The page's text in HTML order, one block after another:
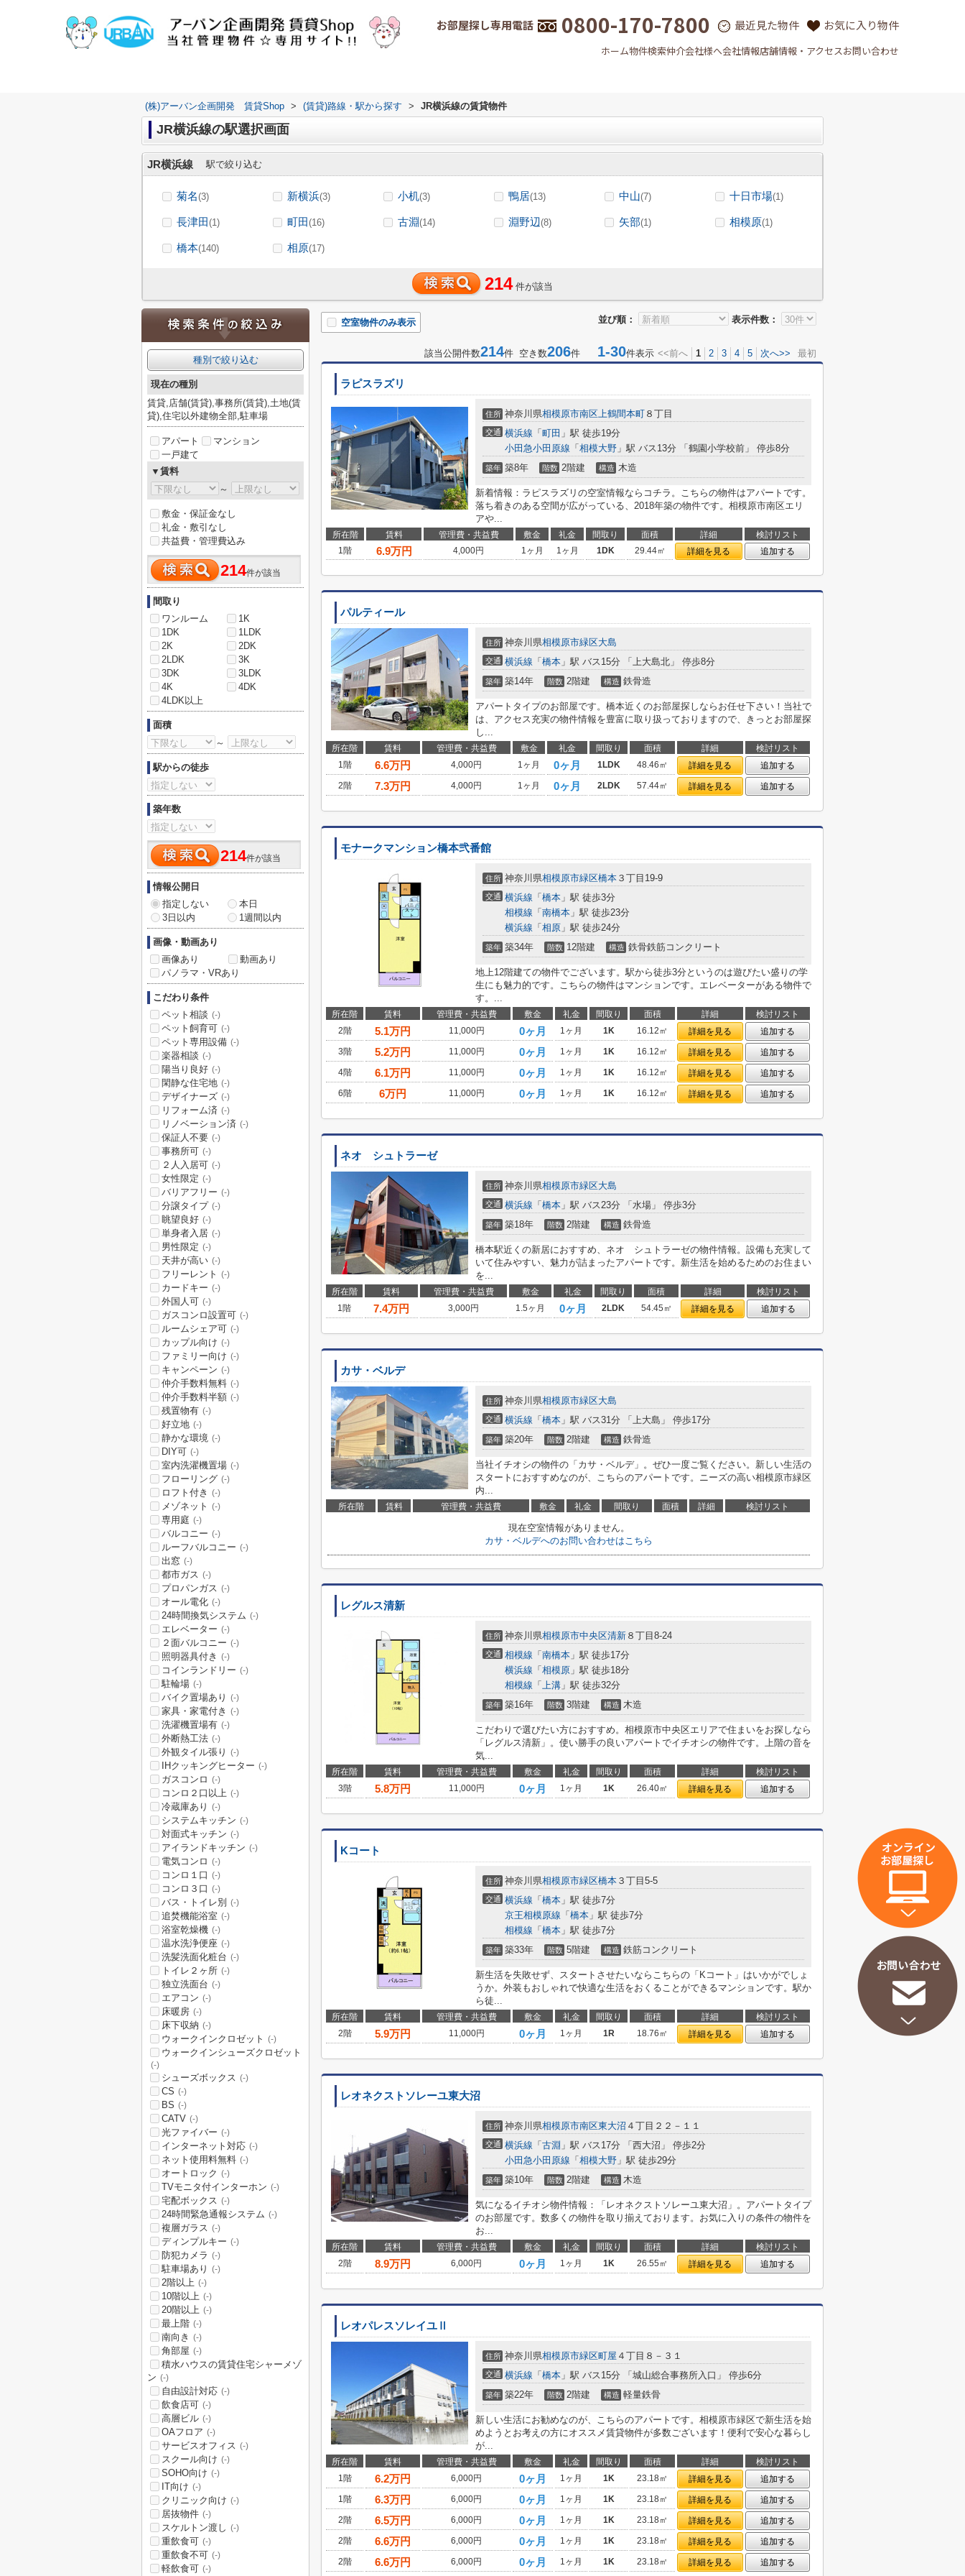
お部屋探し専用電話 0800-170-7800 最近見た物件 お気に入り物件
ホーム物件検索仲介会社様へ会社情報店舗情報・アクセスお問い合わせ
(株)アーバン企画開発 賃貸Shop > (賃貸)路線・駅から探す > JR横浜線の賃貸物件
JR横浜線の駅選択画面
JR横浜線 駅で絞り込む
菊名(3) 新横浜(3) 小机(3) 鴨居(13) 中山(7) 十日市場(1)
長津田(1) 町田(16) 古淵(14) 淵野辺(8) 矢部(1) 相模原(1)
橋本(140) 相原(17)
214 件が該当
並び順： 表示件数：
空室物件のみ表示
該当公開件数214件 空き数206件 1-30件表示 <<前へ 1 2 3 4 5 次へ>> 最初
ラピスラズリ
住所 神奈川県相模原市南区上鶴間本町 ８丁目
交通 横浜線 「 町田 」駅 徒歩19分
小田急小田原線 「 相模大野 」駅 バス13分 「鶴園小学校前」 停歩8分
築年 築8年 階数 2階建 構造 木造
新着情報：ラピスラズリの空室情報ならコチラ。こちらの物件はアパートです。
落ち着きのある空間が広がっている、2018年築の物件です。相模原市南区エリ
アや...
所在階 賃料 管理費・共益費 敷金 礼金 間取り 面積 詳細
検討リスト
1階
6.9万円 4,000円 1ヶ月 1ヶ月 1DK 29.44㎡ 詳細を見る 追加する
パルティール
住所 神奈川県相模原市緑区大島
交通 横浜線 「 橋本 」駅 バス15分 「上大島北」 停歩8分
築年 築14年 階数 2階建 構造 鉄骨造
アパートタイプのお部屋です。橋本近くのお部屋探しならお任せ下さい！当社で
は、アクセス充実の物件情報を豊富に取り扱っておりますので、きっとお部屋探
し...
所在階 賃料 管理費・共益費 敷金 礼金 間取り 面積 詳細
検討リスト
1階
6.6万円 4,000円 1ヶ月 0ヶ月 1LDK 48.46㎡ 詳細を見る
追加する
2階
7.3万円 4,000円 1ヶ月 0ヶ月 2LDK 57.44㎡ 詳細を見る 追加する
モナークマンション橋本弐番館
住所 神奈川県相模原市緑区橋本 ３丁目19-9
交通 横浜線 「 橋本 」駅 徒歩3分
相模線 「 南橋本 」駅 徒歩23分
横浜線 「 相原 」駅 徒歩24分
築年 築34年 階数 12階建 構造 鉄骨鉄筋コンクリート
地上12階建ての物件でございます。駅から徒歩3分というのは遊びたい盛りの学
生にも魅力的です。こちらの物件はマンションです。エレベーターがある物件で
す。...
所在階 賃料 管理費・共益費 敷金 礼金 間取り 面積 詳細
検討リスト
2階
5.1万円 11,000円 0ヶ月 1ヶ月 1K 16.12㎡ 詳細を見る
追加する
3階
5.2万円 11,000円 0ヶ月 1ヶ月 1K 16.12㎡ 詳細を見る
追加する
4階
6.1万円 11,000円 0ヶ月 1ヶ月 1K 16.12㎡ 詳細を見る
追加する
6階
6万円 11,000円 0ヶ月 1ヶ月 1K 16.12㎡ 詳細を見る 追加する
ネオ シュトラーゼ
住所 神奈川県相模原市緑区大島
交通 横浜線 「 橋本 」駅 バス23分 「水場」 停歩3分
築年 築18年 階数 2階建 構造 鉄骨造
橋本駅近くの新居におすすめ、ネオ シュトラーゼの物件情報。設備も充実して
いて住みやすい、魅力が詰まったアパートです。新生活を始めるためのお住まい
を...
所在階 賃料 管理費・共益費 敷金 礼金 間取り 面積 詳細
検討リスト
1階
7.4万円 3,000円 1.5ヶ月 0ヶ月 2LDK 54.45㎡ 詳細を見る 追加する
カサ・ベルデ
住所 神奈川県相模原市緑区大島
交通 横浜線 「 橋本 」駅 バス31分 「上大島」 停歩17分
築年 築20年 階数 2階建 構造 鉄骨造
当社イチオシの物件の「カサ・ベルデ」。ぜひ一度ご覧ください。新しい生活の
スタートにおすすめなのが、こちらのアパートです。ニーズの高い相模原市緑区
内...
所在階 賃料 管理費・共益費 敷金 礼金 間取り 面積 詳細 検討リスト
現在空室情報がありません。
カサ・ベルデへのお問い合わせはこちら
レグルス清新
住所 神奈川県相模原市中央区清新 ８丁目8-24
交通 相模線 「 南橋本 」駅 徒歩17分
横浜線 「 相模原 」駅 徒歩18分
相模線 「 上溝 」駅 徒歩32分
築年 築16年 階数 3階建 構造 木造
こだわりで選びたい方におすすめ。相模原市中央区エリアで住まいをお探しなら
「レグルス清新」。使い勝手の良いアパートでイチオシの物件です。上階の音を
気...
所在階 賃料 管理費・共益費 敷金 礼金 間取り 面積 詳細
検討リスト
3階
5.8万円 11,000円 0ヶ月 1ヶ月 1K 26.40㎡ 詳細を見る 追加する
Kコート
住所 神奈川県相模原市緑区橋本 ３丁目5-5
交通 横浜線 「 橋本 」駅 徒歩7分
京王相模原線 「 橋本 」駅 徒歩7分
相模線 「 橋本 」駅 徒歩7分
築年 築33年 階数 5階建 構造 鉄筋コンクリート
新生活を失敗せず、スタートさせたいならこちらの「Kコート」はいかがでしょ
うか。外装もおしゃれで快適な生活をおくることができるマンションです。駅か
ら徒...
所在階 賃料 管理費・共益費 敷金 礼金 間取り 面積 詳細
検討リスト
2階
5.9万円 11,000円 0ヶ月 1ヶ月 1R 18.76㎡ 詳細を見る 追加する
レオネクストソレーユ東大沼
住所 神奈川県相模原市南区東大沼 ４丁目２２－１１
交通 横浜線 「 古淵 」駅 バス17分 「西大沼」 停歩2分
小田急小田原線 「 相模大野 」駅 徒歩29分
築年 築10年 階数 2階建 構造 木造
気になるイチオシ物件情報：「レオネクストソレーユ東大沼」。アパートタイプ
のお部屋です。数多くの物件を取り揃えております。お気に入りの条件の物件を
お...
所在階 賃料 管理費・共益費 敷金 礼金 間取り 面積 詳細
検討リスト
2階
8.9万円 6,000円 0ヶ月 1ヶ月 1K 26.55㎡ 詳細を見る 追加する
レオパレスソレイユⅡ
住所 神奈川県相模原市緑区町屋 ４丁目８－３１
交通 横浜線 「 橋本 」駅 バス15分 「城山総合事務所入口」 停歩6分
築年 築22年 階数 2階建 構造 軽量鉄骨
新しい生活にお勧めなのが、こちらのアパートです。相模原市緑区で新生活を始
めようとお考えの方にオススメ賃貸物件が多数ございます！便利で安心な暮らし
が...
所在階 賃料 管理費・共益費 敷金 礼金 間取り 面積 詳細
検討リスト
1階
6.2万円 6,000円 0ヶ月 1ヶ月 1K 23.18㎡ 詳細を見る
追加する
1階
6.3万円 6,000円 0ヶ月 1ヶ月 1K 23.18㎡ 詳細を見る
追加する
2階
6.5万円 6,000円 0ヶ月 1ヶ月 1K 23.18㎡ 詳細を見る
追加する
2階
6.6万円 6,000円 0ヶ月 1ヶ月 1K 23.18㎡ 詳細を見る
追加する
2階
6.6万円 6,000円 0ヶ月 1ヶ月 1K 23.18㎡ 詳細を見る 追加する
種別で絞り込む
現在の種別
賃貸,店舗(賃貸),事務所(賃貸),土地(賃
貸),住宅以外建物全部,駐車場
アパート
マンション
一戸建て
▼賃料
～
敷金・保証金なし
礼金・敷引なし
共益費・管理費込み
214件が該当
間取り
ワンルーム
1K
1DK
1LDK
2K
2DK
2LDK
3K
3DK
3LDK
4K
4DK
4LDK以上
面積
～
駅からの徒歩
築年数
214件が該当
情報公開日
指定しない
本日
3日以内
1週間以内
画像・動画あり
画像あり
動画あり
パノラマ・VRあり
こだわり条件
ペット相談 (-)
ペット飼育可 (-)
ペット専用設備 (-)
楽器相談 (-)
陽当り良好 (-)
閑静な住宅地 (-)
デザイナーズ (-)
リフォーム済 (-)
リノベーション済 (-)
保証人不要 (-)
事務所可 (-)
２人入居可 (-)
女性限定 (-)
バリアフリー (-)
分譲タイプ (-)
眺望良好 (-)
単身者入居 (-)
男性限定 (-)
天井が高い (-)
フリーレント (-)
カードキー (-)
外国人可 (-)
ガスコンロ設置可 (-)
ルームシェア可 (-)
カップル向け (-)
ファミリー向け (-)
キャンペーン (-)
仲介手数料無料 (-)
仲介手数料半額 (-)
残置物有 (-)
好立地 (-)
静かな環境 (-)
DIY可 (-)
室内洗濯機置場 (-)
フローリング (-)
ロフト付き (-)
メゾネット (-)
専用庭 (-)
バルコニー (-)
ルーフバルコニー (-)
出窓 (-)
都市ガス (-)
プロパンガス (-)
オール電化 (-)
24時間換気システム (-)
エレベーター (-)
２面バルコニー (-)
照明器具付き (-)
コインランドリー (-)
駐輪場 (-)
バイク置場あり (-)
家具・家電付き (-)
洗濯機置場有 (-)
外断熱工法 (-)
外観タイル張り (-)
IHクッキングヒーター (-)
ガスコンロ (-)
コンロ２口以上 (-)
冷蔵庫あり (-)
システムキッチン (-)
対面式キッチン (-)
アイランドキッチン (-)
電気コンロ (-)
コンロ１口 (-)
コンロ３口 (-)
バス・トイレ別 (-)
追焚機能浴室 (-)
浴室乾燥機 (-)
温水洗浄便座 (-)
洗髪洗面化粧台 (-)
トイレ２ヶ所 (-)
独立洗面台 (-)
エアコン (-)
床暖房 (-)
床下収納 (-)
ウォークインクロゼット (-)
ウォークインシューズクロゼット
(-)
シューズボックス (-)
CS (-)
BS (-)
CATV (-)
光ファイバー (-)
インターネット対応 (-)
ネット使用料無料 (-)
オートロック (-)
TVモニタ付インターホン (-)
宅配ボックス (-)
24時間緊急通報システム (-)
複層ガラス (-)
ディンプルキー (-)
防犯カメラ (-)
駐車場あり (-)
2階以上 (-)
10階以上 (-)
20階以上 (-)
最上階 (-)
南向き (-)
角部屋 (-)
積水ハウスの賃貸住宅シャーメゾ
ン (-)
自由設計対応 (-)
飲食店可 (-)
高層ビル (-)
OAフロア (-)
サービスオフィス (-)
スクール向け (-)
SOHO向け (-)
IT向け (-)
クリニック向け (-)
居抜物件 (-)
スケルトン渡し (-)
重飲食可 (-)
重飲食不可 (-)
軽飲食可 (-)